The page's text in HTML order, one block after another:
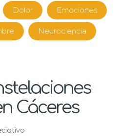
Dolor Emociones
Neurociencia
Cáceres